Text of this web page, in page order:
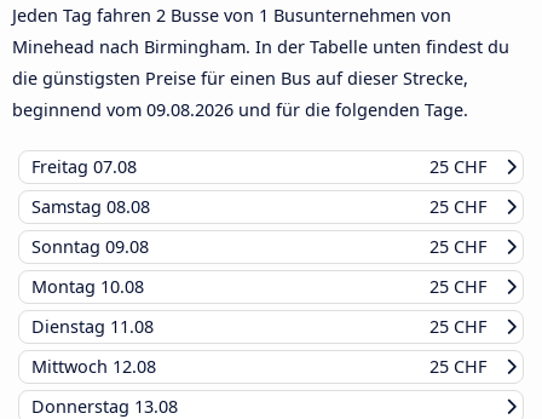
Jeden Tag fahren 2 Busse von 1 Busunternehmen von
Minehead nach Birmingham. In der Tabelle unten findest du
die günstigsten Preise für einen Bus auf dieser Strecke,
beginnend vom 09.08.2026 und für die folgenden Tage.
Freitag 07.08
25 CHF
Samstag 08.08
25 CHF
Sonntag 09.08
25 CHF
Montag 10.08
25 CHF
Dienstag 11.08
25 CHF
Mittwoch 12.08
25 CHF
Donnerstag 13.08